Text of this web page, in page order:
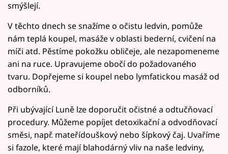
smýšlejí.
V těchto dnech se snažíme o očistu ledvin, pomůže
nám teplá koupel, masáže v oblasti bederní, cvičení na
míči atd. Pěstíme pokožku obličeje, ale nezapomeneme
ani na ruce. Upravujeme obočí do požadovaného
tvaru. Dopřejeme si koupel nebo lymfatickou masáž od
odborníků.
Při ubývající Luně lze doporučit očistné a odtučňovací
procedury. Můžeme popíjet detoxikační a odvodňovací
směsi, např. mateřídouškový nebo šípkový čaj. Uvaříme
si fazole, které mají blahodárný vliv na naše ledviny,